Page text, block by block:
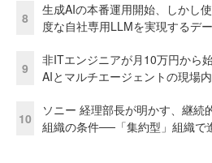
8
生成AIの本番運用開始、しか
度な自社専用LLMを実現するデ
9
非ITエンジニアが月10万円から
AIとマルチエージェントの現場
10
ソニー 経理部長が明かす、継続
組織の条件──「集約型」組織で